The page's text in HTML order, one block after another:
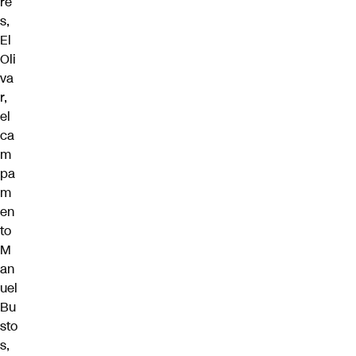
s,
El
Oli
va
r,
el
ca
m
pa
m
en
to
M
an
uel
Bu
sto
s,